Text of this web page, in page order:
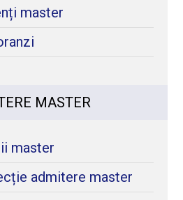
master
MASTER
master
admitere master